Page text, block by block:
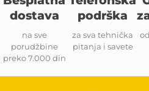
dostava
na sve
porudžbine
preko 7.000 din
podrška
za sva tehnička
pitanja i savete